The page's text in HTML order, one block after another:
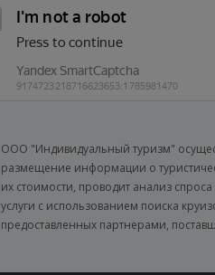
ООО "Индивидуальный туризм"
размещение информации о
их стоимости, проводит анализ
услуги с использованием поиска
предоставленных партнерами,